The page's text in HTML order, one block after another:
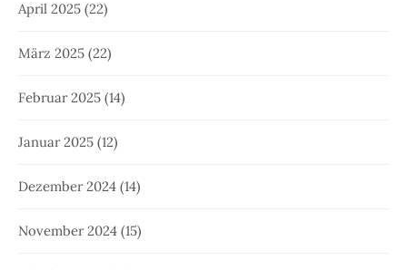
April 2025 (22)
März 2025 (22)
Februar 2025 (14)
Januar 2025 (12)
Dezember 2024 (14)
November 2024 (15)